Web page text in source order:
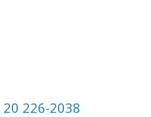
20 226-2038